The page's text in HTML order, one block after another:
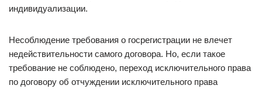
индивидуализации.
Несоблюдение требования о госрегистрации не влечет
недействительности самого договора. Но, если такое
требование не соблюдено, переход исключительного права
по договору об отчуждении исключительного права